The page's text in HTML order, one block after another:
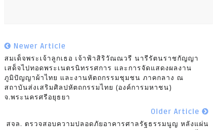
Newer Article
สมเด็จพระเจ้าลูกเธอ เจ้าฟ้าสิริวัณณวรี นารีรัตนราชกัญญา
เสด็จไปทอดพระเนตรนิทรรศการ และการจัดแสดงผลงาน
ภูมิปัญญาผ้าไทย และงานหัตถกรรมชุมชน ภาคกลาง ณ
สถาบันส่งเสริมศิลปหัตถกรรมไทย (องค์การมหาชน)
จ.พระนครศรีอยุธยา
Older Article
สจล. ตรวจสอบความปลอดภัยอาคารศาลรัฐธรรมนูญ หลังแผ่น